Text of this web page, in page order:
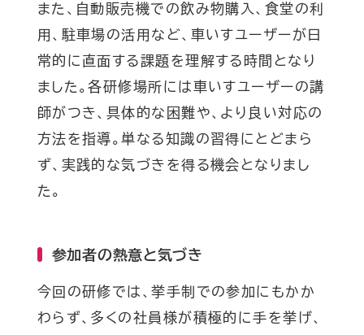
また、自動販売機での飲み物購入、食堂の利
用、駐車場の活用など、車いすユーザーが日
常的に直面する課題を理解する時間となり
ました。各研修場所には車いすユーザーの講
師がつき、具体的な困難や、より良い対応の
方法を指導。単なる知識の習得にとどまら
ず、実践的な気づきを得る機会となりまし
た。
参加者の熱意と気づき
今回の研修では、挙手制での参加にもかか
わらず、多くの社員様が積極的に手を挙げ、